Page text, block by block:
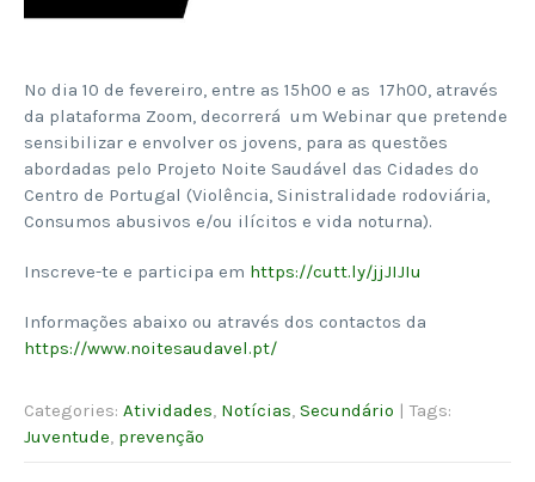
No dia 10 de fevereiro, entre as 15h00 e as 17h00, através
da plataforma Zoom, decorrerá um Webinar que pretende
sensibilizar e envolver os jovens, para as questões
abordadas pelo Projeto Noite Saudável das Cidades do
Centro de Portugal (Violência, Sinistralidade rodoviária,
Consumos abusivos e/ou ilícitos e vida noturna).
Inscreve-te e participa em https://cutt.ly/jjJIJIu
Informações abaixo ou através dos contactos da
https://www.noitesaudavel.pt/
Categories: Atividades, Notícias, Secundário | Tags:
Juventude, prevenção